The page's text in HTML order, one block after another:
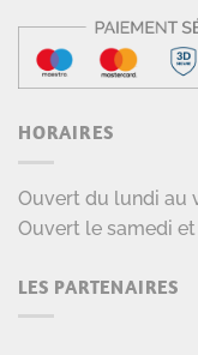
HORAIRES
Ouvert du lundi au
Ouvert le samedi
LES PARTENAIRES